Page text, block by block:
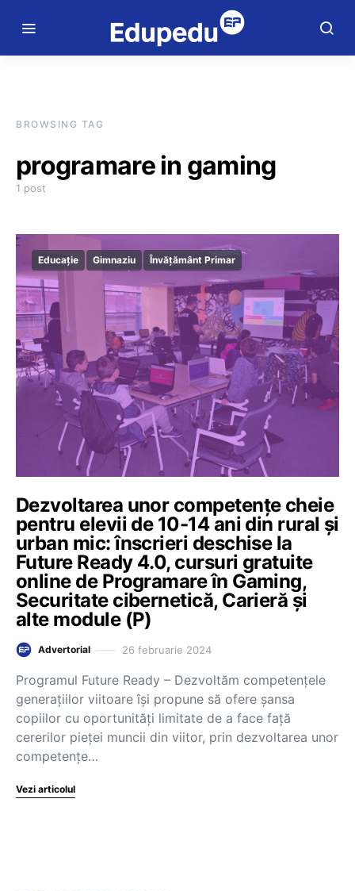
BROWSING TAG
programare in gaming
1 post
Educație Gimnaziu Învățământ Primar
Dezvoltarea unor competențe cheie
pentru elevii de 10-14 ani din rural și
urban mic: înscrieri deschise la
Future Ready 4.0, cursuri gratuite
online de Programare în Gaming,
Securitate cibernetică, Carieră și
alte module (P)
Advertorial 26 februarie 2024
Programul Future Ready – Dezvoltăm competențele
generațiilor viitoare își propune să ofere șansa
copiilor cu oportunități limitate de a face față
cererilor pieței muncii din viitor, prin dezvoltarea unor
competențe…
Vezi articolul